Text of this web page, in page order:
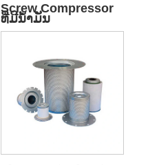
Screw Compressor
ທີ່ມີນ້ໍາມັນ